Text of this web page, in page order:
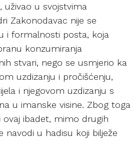
uživao u svojstvima
Zakonodavac nije se
i formalnosti posta, koja
konzumiranja
stvari, nego se usmjerio ka
uzdizanju i pročišćenju,
i njegovom uzdizanju s
u imanske visine. Zbog toga
ovaj ibadet, mimo drugih
navodi u hadisu koji bilježe